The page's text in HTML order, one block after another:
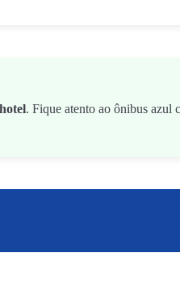
. Fique atento ao ônibus azul